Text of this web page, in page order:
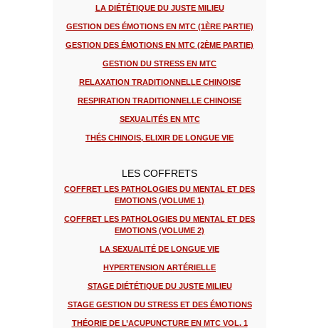
LA DIÉTÉTIQUE DU JUSTE MILIEU
GESTION DES ÉMOTIONS EN MTC (1ÈRE PARTIE)
GESTION DES ÉMOTIONS EN MTC (2ÈME PARTIE)
GESTION DU STRESS EN MTC
RELAXATION TRADITIONNELLE CHINOISE
RESPIRATION TRADITIONNELLE CHINOISE
SEXUALITÉS EN MTC
THÉS CHINOIS, ELIXIR DE LONGUE VIE
LES COFFRETS
COFFRET LES PATHOLOGIES DU MENTAL ET DES
EMOTIONS (VOLUME 1)
COFFRET LES PATHOLOGIES DU MENTAL ET DES
EMOTIONS (VOLUME 2)
LA SEXUALITÉ DE LONGUE VIE
HYPERTENSION ARTÉRIELLE
STAGE DIÉTÉTIQUE DU JUSTE MILIEU
STAGE GESTION DU STRESS ET DES ÉMOTIONS
THÉORIE DE L’ACUPUNCTURE EN MTC VOL. 1